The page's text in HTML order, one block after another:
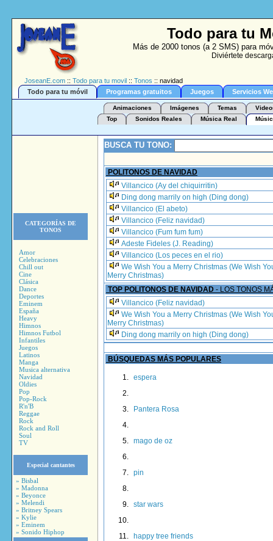
Todo para tu
Más de 2000 tonos (a 2 SMS) para
Diviértete
JoseanE.com :: Todo para tu movil :: Tonos :: navidad
Todo para tu móvil
Programas gratuitos Juegos Servicios
Animaciones Imágenes Temas
Top
Sonidos Reales Música Real
CATEGORÍAS DE
TONOS
Amor
Celebraciones
Chill out
Cine
Clásica
Dance
Deportes
Eminem
España
Heavy
Himnos
Himnos Futbol
Infantiles
Juegos
Latinos
Manga
Musica alternativa
Navidad
Oldies
Pop
Pop-Rock
R'n'B
Reggae
Rock
Rock and Roll
Soul
TV
Especial cantantes
» Bisbal
» Madonna
» Beyonce
» Melendi
» Britney Spears
» Kylie
» Eminem
» Sonido Hiphop
BUSCA TU TONO:
POLITONOS DE NAVIDAD
Villancico (Ay del chiquirritin)
Ding dong marrily on high (Ding dong)
Villancico (El abeto)
Villancico (Feliz navidad)
Villancico (Fum fum fum)
Adeste Fideles (J. Reading)
Villancico (Los peces en el rio)
We Wish You a Merry Christmas (We Wish
Merry Christmas)
TOP POLITONOS DE NAVIDAD - LOS TONOS
Villancico (Feliz navidad)
We Wish You a Merry Christmas (We Wish
Merry Christmas)
Ding dong marrily on high (Ding dong)
BÚSQUEDAS MÁS POPULARES
espera
Pantera Rosa
mago de oz
pin
star wars
happy tree friends